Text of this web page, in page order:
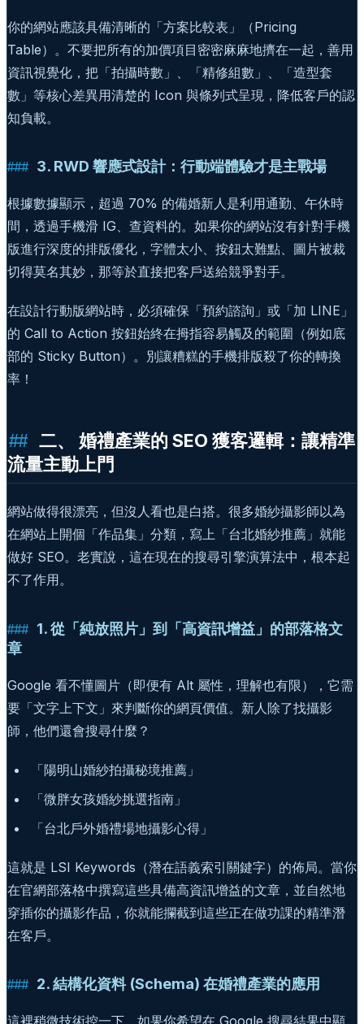
你的網站應該具備清晰的「方案比較表」（Pricing
Table）。不要把所有的加價項目密密麻麻地擠在一起，善用
資訊視覺化，把「拍攝時數」、「精修組數」、「造型套
數」等核心差異用清楚的 Icon 與條列式呈現，降低客戶的認
知負載。
3. RWD 響應式設計：行動端體驗才是主戰場
根據數據顯示，超過 70% 的備婚新人是利用通勤、午休時
間，透過手機滑 IG、查資料的。如果你的網站沒有針對手機
版進行深度的排版優化，字體太小、按鈕太難點、圖片被裁
切得莫名其妙，那等於直接把客戶送給競爭對手。
在設計行動版網站時，必須確保「預約諮詢」或「加 LINE」
的 Call to Action 按鈕始終在拇指容易觸及的範圍（例如底
部的 Sticky Button）。別讓糟糕的手機排版殺了你的轉換
率！
二、 婚禮產業的 SEO 獲客邏輯：讓精準
流量主動上門
網站做得很漂亮，但沒人看也是白搭。很多婚紗攝影師以為
在網站上開個「作品集」分類，寫上「台北婚紗推薦」就能
做好 SEO。老實說，這在現在的搜尋引擎演算法中，根本起
不了作用。
1. 從「純放照片」到「高資訊增益」的部落格文
章
Google 看不懂圖片（即便有 Alt 屬性，理解也有限），它需
要「文字上下文」來判斷你的網頁價值。新人除了找攝影
師，他們還會搜尋什麼？
「陽明山婚紗拍攝秘境推薦」
「微胖女孩婚紗挑選指南」
「台北戶外婚禮場地攝影心得」
這就是 LSI Keywords（潛在語義索引關鍵字）的佈局。當你
在官網部落格中撰寫這些具備高資訊增益的文章，並自然地
穿插你的攝影作品，你就能攔截到這些正在做功課的精準潛
在客戶。
2. 結構化資料 (Schema) 在婚禮產業的應用
這裡稍微技術控一下。如果你希望在 Google 搜尋結果中顯